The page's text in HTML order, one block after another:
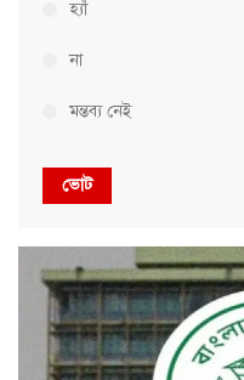
হ্যাঁ
না
মন্তব্য নেই
ভোট